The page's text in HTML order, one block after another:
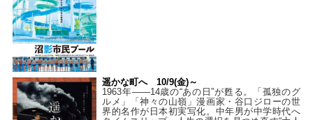
遥かな町へ 10/9(金)～
1963年――14歳の“あの日”が甦る。「孤独のグ
ルメ」「神々の山嶺」漫画家・谷口ジローの世
界的名作が日本初実写化。中年男が中学時代へ